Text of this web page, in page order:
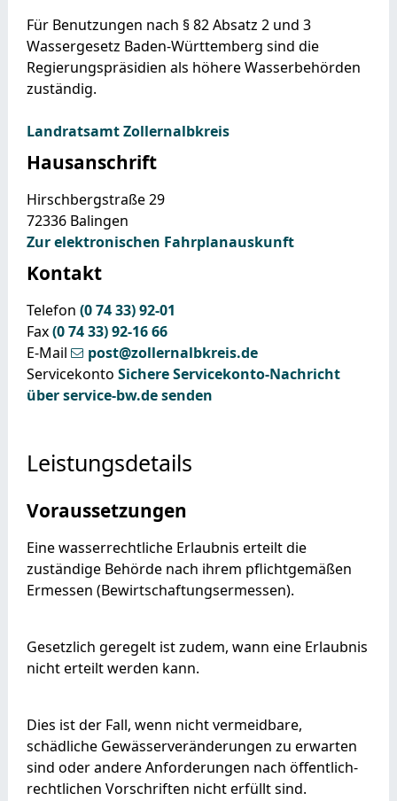
Für Benutzungen nach § 82 Absatz 2 und 3
Wassergesetz Baden-Württemberg sind die
Regierungspräsidien als höhere Wasserbehörden
zuständig.
Landratsamt Zollernalbkreis
Hausanschrift
Hirschbergstraße 29
72336 Balingen
Zur elektronischen Fahrplanauskunft
Kontakt
Telefon (07433) 92-01
Fax(07433) 92-1666
E-Mail
post@zollernalbkreis.de
Servicekonto Sichere Servicekonto-Nachricht
über service-bw.de senden
Leistungsdetails
Voraussetzungen
Eine wasserrechtliche Erlaubnis erteilt die
zuständige Behörde nach ihrem pflichtgemäßen
Ermessen (Bewirtschaftungsermessen).
Gesetzlich geregelt ist zudem, wann eine Erlaubnis
nicht erteilt werden kann.
Dies ist der Fall, wenn nicht vermeidbare,
schädliche Gewässerveränderungen zu erwarten
sind oder andere Anforderungen nach öffentlich-
rechtlichen Vorschriften nicht erfüllt sind.